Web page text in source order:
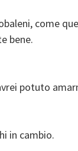
come
bene.
potuto
in cambio.